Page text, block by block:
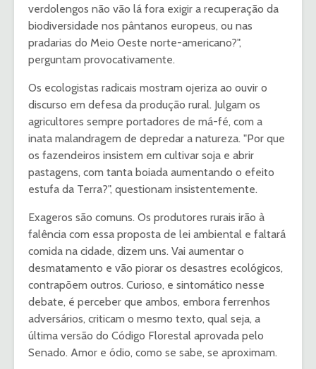
verdolengos não vão lá fora exigir a recuperação da
biodiversidade nos pântanos europeus, ou nas
pradarias do Meio Oeste norte-americano?",
perguntam provocativamente.
Os ecologistas radicais mostram ojeriza ao ouvir o
discurso em defesa da produção rural. Julgam os
agricultores sempre portadores de má-fé, com a
inata malandragem de depredar a natureza. "Por que
os fazendeiros insistem em cultivar soja e abrir
pastagens, com tanta boiada aumentando o efeito
estufa da Terra?", questionam insistentemente.
Exageros são comuns. Os produtores rurais irão à
falência com essa proposta de lei ambiental e faltará
comida na cidade, dizem uns. Vai aumentar o
desmatamento e vão piorar os desastres ecológicos,
contrapõem outros. Curioso, e sintomático nesse
debate, é perceber que ambos, embora ferrenhos
adversários, criticam o mesmo texto, qual seja, a
última versão do Código Florestal aprovada pelo
Senado. Amor e ódio, como se sabe, se aproximam.